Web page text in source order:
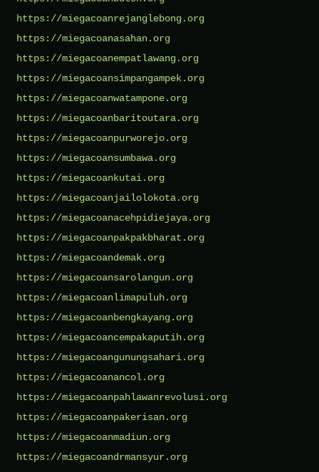
https://miegacoanrejanglebong.org
https://miegacoanasahan.org
https://miegacoanempatlawang.org
https://miegacoansimpangampek.org
https://miegacoanwatampone.org
https://miegacoanbaritoutara.org
https://miegacoanpurworejo.org
https://miegacoansumbawa.org
https://miegacoankutai.org
https://miegacoanjailolokota.org
https://miegacoanacehpidiejaya.org
https://miegacoanpakpakbharat.org
https://miegacoandemak.org
https://miegacoansarolangun.org
https://miegacoanlimapuluh.org
https://miegacoanbengkayang.org
https://miegacoancempakaputih.org
https://miegacoangunungsahari.org
https://miegacoanancol.org
https://miegacoanpahlawanrevolusi.org
https://miegacoanpakerisan.org
https://miegacoanmadiun.org
https://miegacoandrmansyur.org